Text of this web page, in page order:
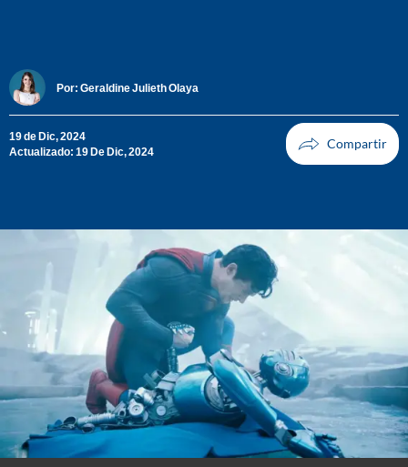
Por: Geraldine Julieth Olaya
19 de Dic, 2024
Actualizado: 19 De Dic, 2024